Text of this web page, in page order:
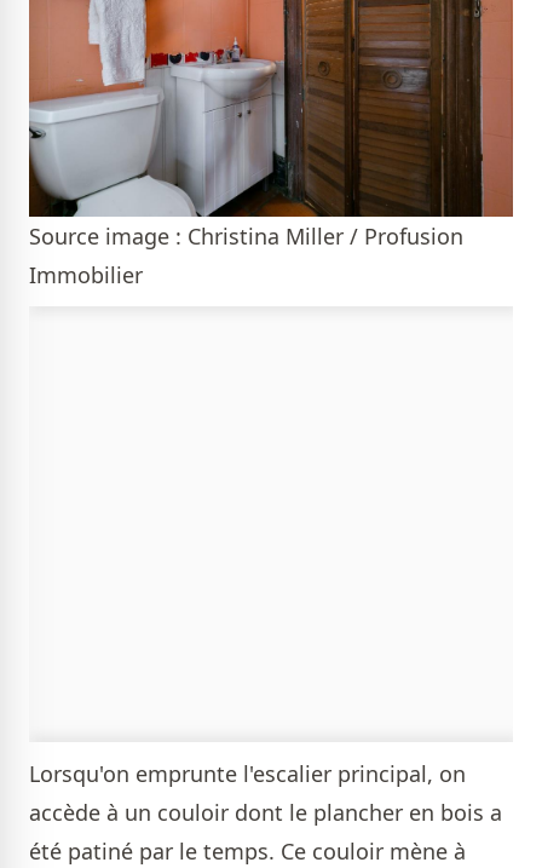
Source image : Christina Miller / Profusion
Immobilier
Lorsqu'on emprunte l'escalier principal, on
accède à un couloir dont le plancher en bois a
été patiné par le temps. Ce couloir mène à